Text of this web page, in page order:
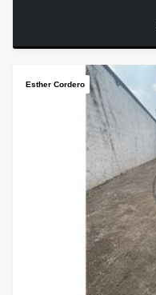
Esther Cordero